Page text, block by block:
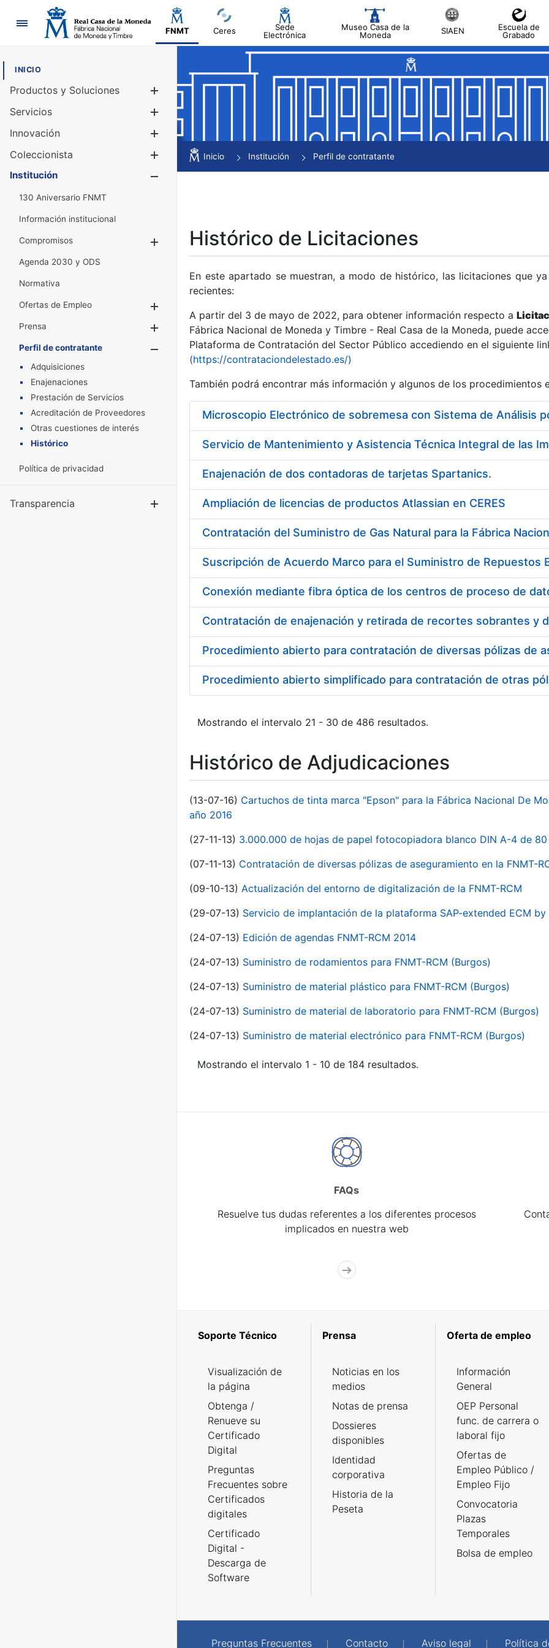
Navegación
FNMT Ceres
Sede
Electrónica
Museo Casa de la
Moneda
SIAEN
Escuela de
Grabado
INICIO
Productos y Soluciones
Mostrar/Ocultar
Servicios
Innovación
Coleccionista
Mostrar/Ocultar
Institución
130 Aniversario FNMT
Información institucional
Compromisos
Mostrar/Ocultar
Agenda 2030 y ODS
Normativa
Ofertas de Empleo
Prensa
Mostrar/Ocultar
Perfil de contratante
Mostrar/Ocultar
Adquisiciones
Enajenaciones
Prestación de Servicios
Acreditación de Proveedores
Otras cuestiones de interés
Histórico
Política de privacidad
Transparencia Mostrar/Ocultar
Inicio Institución Perfil de contratante
Histórico de Licitaciones
En este apartado se muestran, a modo de histórico, las licitaciones que
recientes:
A partir del 3 de mayo de 2022, para obtener información respecto a
Fábrica Nacional de Moneda y Timbre - Real Casa de la Moneda, puede
Plataforma de Contratación del Sector Público accediendo en el siguiente
(https://contrataciondelestado.es/)
También podrá encontrar más información y algunos de los procedimientos
Microscopio Electrónico de sobremesa con Sistema de Análisis
Enajenación de dos contadoras de tarjetas Spartanics.
Ampliación de licencias de productos Atlassian en CERES
Suscripción de Acuerdo Marco para el Suministro de Repuestos
Procedimiento abierto para contratación de diversas pólizas de
Procedimiento abierto simplificado para contratación de otras
Mostrando el intervalo 21 - 30 de 486 resultados.
Histórico de Adjudicaciones
(13-07-16) Cartuchos de tinta marca "Epson" para la Fábrica Nacional De
año 2016
(27-11-13) 3.000.000 de hojas de papel fotocopiadora blanco DIN A-4 de 80
(07-11-13) Contratación de diversas pólizas de aseguramiento en la FNMT-
(09-10-13) Actualización del entorno de digitalización de la FNMT-RCM
(29-07-13) Servicio de implantación de la plataforma SAP-extended ECM by
(24-07-13) Edición de agendas FNMT-RCM 2014
(24-07-13) Suministro de rodamientos para FNMT-RCM (Burgos)
(24-07-13) Suministro de material plástico para FNMT-RCM (Burgos)
(24-07-13) Suministro de material de laboratorio para FNMT-RCM (Burgos)
(24-07-13) Suministro de material electrónico para FNMT-RCM (Burgos)
Mostrando el intervalo 1 - 10 de 184 resultados.
FAQs
Resuelve tus dudas referentes a los diferentes procesos
implicados en nuestra web
Soporte Técnico
Visualización de
la página
Obtenga /
Renueve su
Certificado
Digital
Preguntas
Frecuentes sobre
Certificados
digitales
Certificado
Digital -
Descarga de
Software
Prensa
Noticias en los
medios
Notas de prensa
Dossieres
disponibles
Identidad
corporativa
Historia de la
Peseta
Oferta de empleo
Información
General
OEP Personal
func. de carrera o
laboral fijo
Ofertas de
Empleo Público /
Empleo Fijo
Convocatoria
Plazas
Temporales
Bolsa de empleo
Preguntas Frecuentes Contacto Aviso legal Política